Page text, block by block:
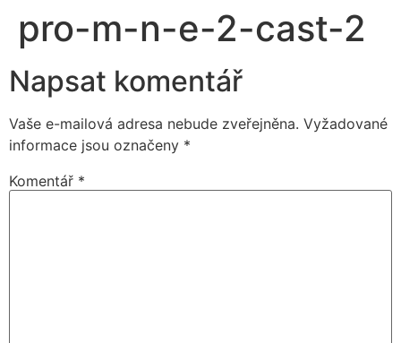
pro-m-n-e-2-cast-2
Napsat komentář
Vaše e-mailová adresa nebude zveřejněna. Vyžadované
informace jsou označeny *
Komentář *